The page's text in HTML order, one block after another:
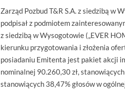
Zarząd Pozbud T&R S.A. z siedzibą w
podpisał z podmiotem
z siedzibą w Wysogotowie („EVER
kierunku przygotowania i złożenia
posiadaniu Emitenta jest pakiet akcji
nominalnej 90.260,30 zł,
stanowiących 38,47% głosów w